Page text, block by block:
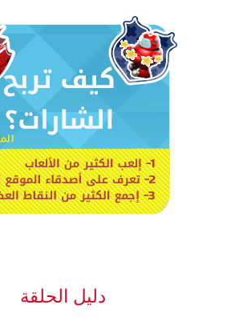
دليل الحلقة